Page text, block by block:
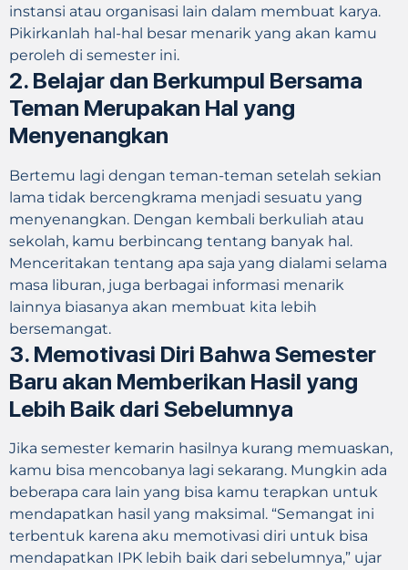
instansi atau organisasi lain dalam membuat karya.
Pikirkanlah hal-hal besar menarik yang akan kamu
peroleh di semester ini.
2. Belajar dan Berkumpul Bersama
Teman Merupakan Hal yang
Menyenangkan
Bertemu lagi dengan teman-teman setelah sekian
lama tidak bercengkrama menjadi sesuatu yang
menyenangkan. Dengan kembali berkuliah atau
sekolah, kamu berbincang tentang banyak hal.
Menceritakan tentang apa saja yang dialami selama
masa liburan, juga berbagai informasi menarik
lainnya biasanya akan membuat kita lebih
bersemangat.
3. Memotivasi Diri Bahwa Semester
Baru akan Memberikan Hasil yang
Lebih Baik dari Sebelumnya
Jika semester kemarin hasilnya kurang memuaskan,
kamu bisa mencobanya lagi sekarang. Mungkin ada
beberapa cara lain yang bisa kamu terapkan untuk
mendapatkan hasil yang maksimal. “Semangat ini
terbentuk karena aku memotivasi diri untuk bisa
mendapatkan IPK lebih baik dari sebelumnya,” ujar